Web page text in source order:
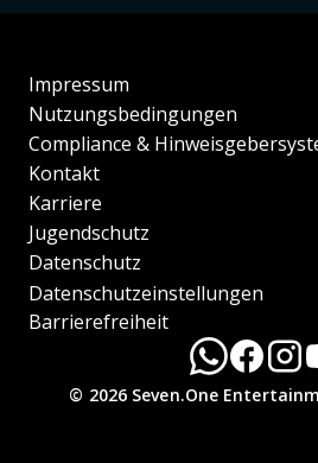
Impressum
Nutzungsbedingungen
Compliance &
Kontakt
Karriere
Jugendschutz
Datenschutz
Datenschutzeinstellungen
Barrierefreiheit
© 2026 Seven.One